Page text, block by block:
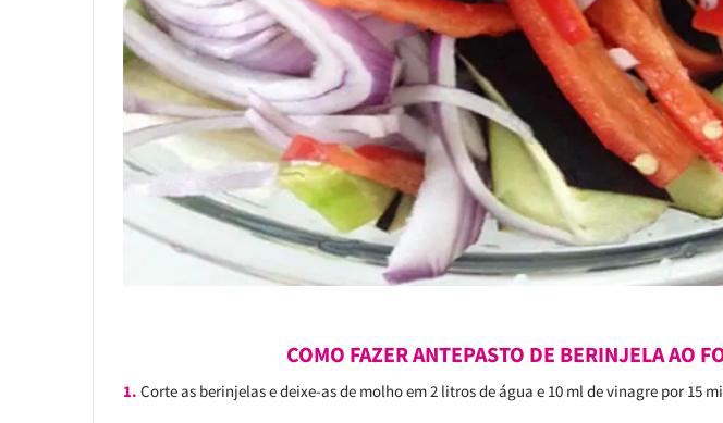
COMO FAZER ANTEPASTO DE BERINJELA AO
1. Corte as berinjelas e deixe-as de molho em 2 litros de água e 10 ml de vinagre por 15